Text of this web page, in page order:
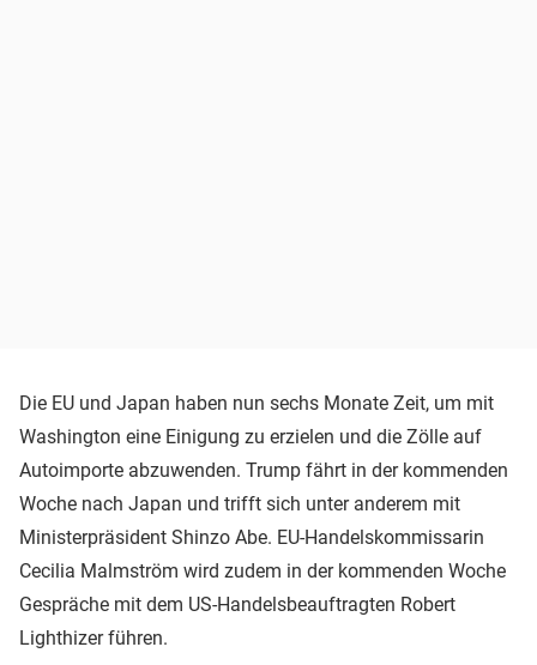
Die EU und Japan haben nun sechs Monate Zeit, um mit
Washington eine Einigung zu erzielen und die Zölle auf
Autoimporte abzuwenden. Trump fährt in der kommenden
Woche nach Japan und trifft sich unter anderem mit
Ministerpräsident Shinzo Abe. EU-Handelskommissarin
Cecilia Malmström wird zudem in der kommenden Woche
Gespräche mit dem US-Handelsbeauftragten Robert
Lighthizer führen.